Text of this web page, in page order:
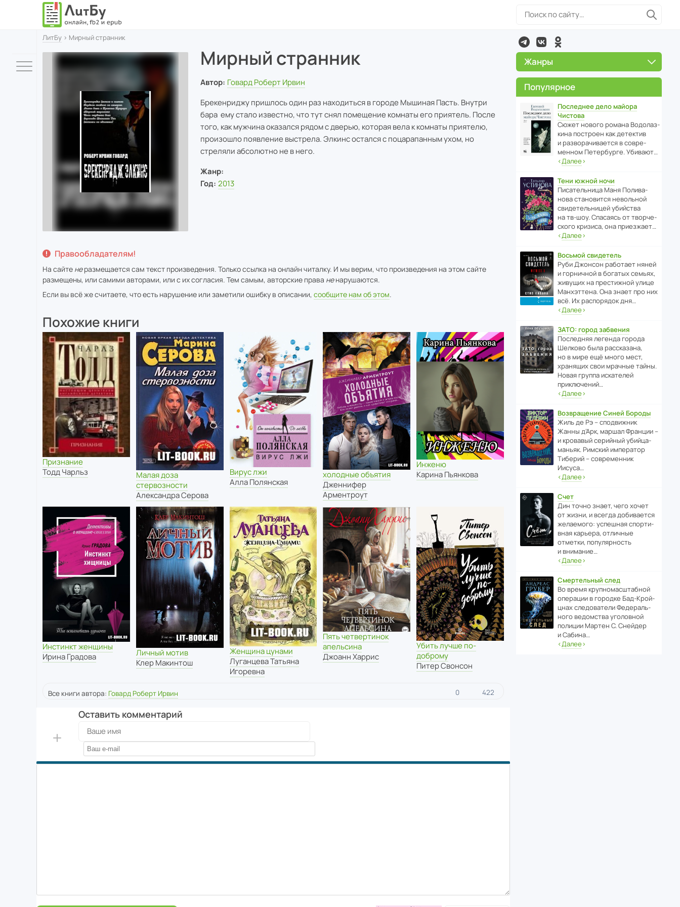
ЛитБу › Мирный странник
Мирный странник
Автор: Говард Роберт Ирвин
Брекенриджу пришлось один раз находиться в городе Мышиная Пасть. Внутри
бара ему стало известно, что тут снял помещение комнаты его приятель. После
того, как мужчина оказался рядом с дверью, которая вела к комнаты приятелю,
произошло появление выстрела. Элкинс остался с поцарапанным ухом, но
стреляли абсолютно не в него.
Жанр:
Год: 2013
Правообладателям!
На сайте неразмещается сам текст произведения. Только ссылка на онлайн читалку. И мы верим, что произведения на этом сайте
размещены, или самими авторами, или с их согласия. Тем самым, авторские права ненарушаются.
Если вы всё же считаете, что есть нарушение или заметили ошибку в описании, сообщите нам об этом.
Похожие книги
Признание
Тодд Чарльз
Малая доза
стервозности
Александра Серова
Вирус лжи
Алла Полянская
холодные объятия
Дженнифер
Арментроут
Инженю
Карина Пьянкова
Инстинкт женщины
Ирина Градова
Личный мотив
Клер Макинтош
Женщина цунами
Луганцева Татьяна
Игоревна
Пять четвертинок
апельсина
Джоанн Харрис
Убить лучше по-
доброму
Питер Свонсон
Все книги автора: Говард Роберт Ирвин 0 422
Оставить комментарий
Жанры
Популярное
Последнее дело майора
Чистова
Сюжет нового романа Водо­ла­з­
кина пост­роен как дете­ктив
и разво­ра­чи­ва­ется в совре­
менном Пете­р­бурге. Убивают…
‹Далее›
Тени южной ночи
Писа­тель­ница Маня Поли­ва­
нова стано­вится невольной
свиде­тель­ницей убийства
на тв-шоу. Спасаясь от твор­че­
с­кого кризиса, она приезжает…
‹Далее›
Восьмой свидетель
Руби Джонсон рабо­тает няней
и горни­чной в богатых семьях,
живущих на прес­ти­жной улице
Манх­эт­тена. Она знает про них
всё. Их распо­рядок дня…
‹Далее›
ЗАТО: город забвения
После­дняя легенда города
Шелково была расска­зана,
но в мире ещё много мест,
хранящих свои мрачные тайны.
Новая группа иска­телей
приключений…
‹Далее›
Возвращение Синей Бороды
Жиль де Рэ – спод­ви­жник
Жанны д’Арк, маршал Франции –
и кровавый серийный убийца-
маньяк. Римский импе­ратор
Тиберий – совре­менник
Иисуса…
‹Далее›
Счет
Дин точно знает, чего хочет
от жизни, и всегда доби­ва­ется
жела­е­мого: успе­шная спор­ти­
вная карьера, отли­чные
отметки, попу­ля­р­ность
и внимание…
‹Далее›
Смертельный след
Во время круп­но­мас­ш­та­бной
операции в городке Бад‑Крой­
цнах следо­ва­тели Феде­раль­
ного ведомства уголо­вной
полиции Мартен С. Снейдер
и Сабина…
‹Далее›